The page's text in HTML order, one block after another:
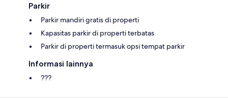
Parkir
Parkir mandiri gratis di properti
Kapasitas parkir di properti terbatas
Parkir di properti termasuk opsi tempat parkir
Informasi lainnya
???